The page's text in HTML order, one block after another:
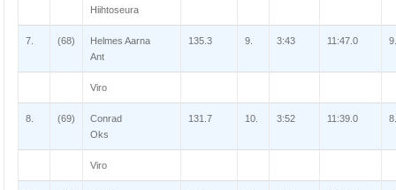
Hiihtoseura
7. (68)
Helmes Aarna
Ant
135.3 9. 3:43 11:47.0 9.
Viro
8. (69)
Conrad
Oks
131.7 10. 3:52 11:39.0 8.
Viro